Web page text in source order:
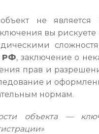
не является
вы рискуете
РФ, заключение о
прав и
и
нормам.
объекта —